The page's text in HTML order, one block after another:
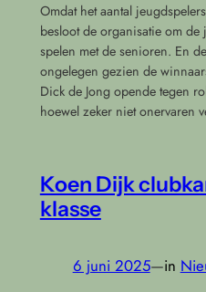
Omdat het aantal
besloot de organisatie om
spelen met de senioren. En
ongelegen gezien de
Dick de Jong opende tegen
hoewel zeker niet onervaren
Koen Dijk
klasse
6 juni 2025—in